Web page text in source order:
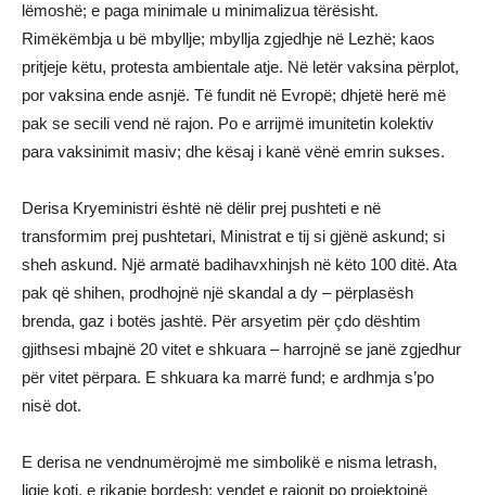
lëmoshë; e paga minimale u minimalizua tërësisht.
Rimëkëmbja u bë mbyllje; mbyllja zgjedhje në Lezhë; kaos
pritjeje këtu, protesta ambientale atje. Në letër vaksina përplot,
por vaksina ende asnjë. Të fundit në Evropë; dhjetë herë më
pak se secili vend në rajon. Po e arrijmë imunitetin kolektiv
para vaksinimit masiv; dhe kësaj i kanë vënë emrin sukses.
Derisa Kryeministri është në dëlir prej pushteti e në
transformim prej pushtetari, Ministrat e tij si gjënë askund; si
sheh askund. Një armatë badihavxhinjsh në këto 100 ditë. Ata
pak që shihen, prodhojnë një skandal a dy – përplasësh
brenda, gaz i botës jashtë. Për arsyetim për çdo dështim
gjithsesi mbajnë 20 vitet e shkuara – harrojnë se janë zgjedhur
për vitet përpara. E shkuara ka marrë fund; e ardhmja s’po
nisë dot.
E derisa ne vendnumërojmë me simbolikë e nisma letrash,
ligje koti, e rikapje bordesh; vendet e rajonit po projektojnë